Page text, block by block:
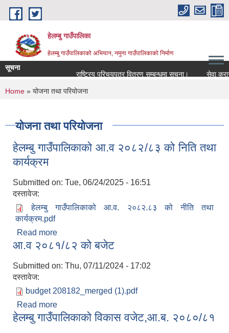
Skip to main content
हेलम्बु गाउँपालिका
हेलम्बु गाउँपालिकाको अभियान, नमुना गाउँपालिकाको निर्माण
सूचना
राष्ट्रिय परिचयपत्र वितरण सम्बन्धमा सूचना।
सेवा करारमा
You are here
Home » योजना तथा परियोजना
योजना तथा परियोजना
हेलम्बु गाउँपालिकाको आ.व २०८२/८३ को निति तथा
कार्यक्रम
Submitted on: Tue, 06/24/2025 - 16:51
दस्तावेज:
हेलम्बु गाउँपालिकाको आ.व. २०८२.८३ को नीति तथा
कार्यक्रम.pdf
Read more
कार्यक्रम
आ.व २०८१/८२ को बजेट
Submitted on: Thu, 07/11/2024 - 17:02
दस्तावेज:
budget 208182_merged (1).pdf
Read more
हेलम्बु गाउँपालिकाको विकास वजेट,आ.ब. २०८०/८१